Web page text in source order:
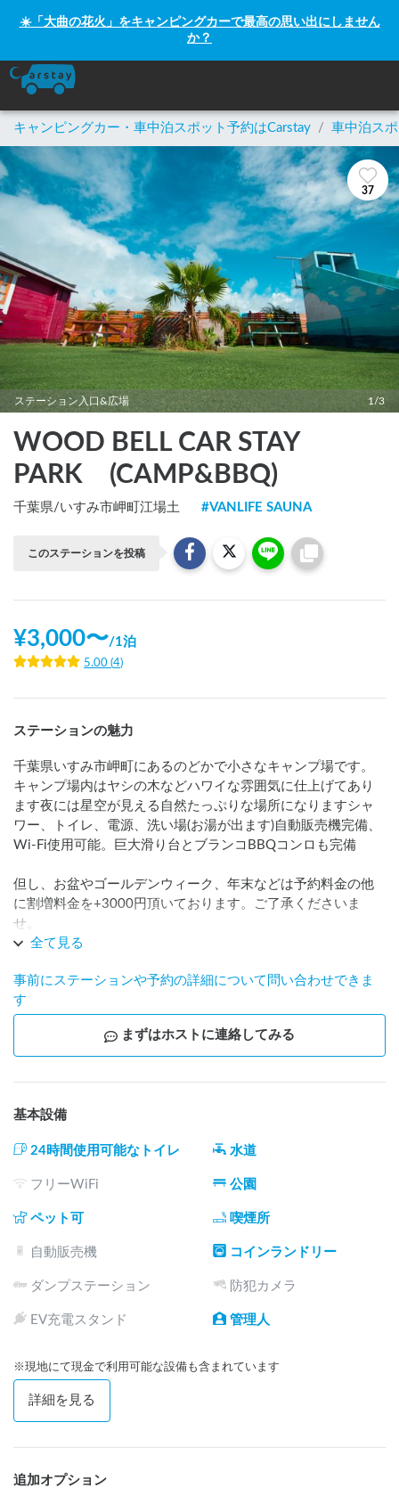
☀️「大曲の花火」をキャンピングカーで最高の思い出にしません
か？
キャンピングカー・車中泊スポット予約はCarstay / 車中泊ス
37
ステーション入口&広場 1/3
WOOD BELL CAR STAY
PARK (CAMP&BBQ)
千葉県/いすみ市岬町江場土 #VANLIFE SAUNA
このステーションを投稿
¥3,000〜/1泊
5.00 (4)
ステーションの魅力
千葉県いすみ市岬町にあるのどかで小さなキャンプ場です。
キャンプ場内はヤシの木などハワイな雰囲気に仕上げてあり
ます夜には星空が見える自然たっぷりな場所になりますシャ
ワー、トイレ、電源、洗い場(お湯が出ます)自動販売機完備、
Wi-Fi使用可能。巨大滑り台とブランコBBQコンロも完備
但し、お盆やゴールデンウィーク、年末などは予約料金の他
に割増料金を+3000円頂いております。ご了承くださいま
せ。
全て見る
事前にステーションや予約の詳細について問い合わせできま
す
まずはホストに連絡してみる
基本設備
24時間使用可能なトイレ 水道
フリーWiFi 公園
ペット可 喫煙所
自動販売機 コインランドリー
ダンプステーション 防犯カメラ
EV充電スタンド 管理人
※現地にて現金で利用可能な設備も含まれています
詳細を見る
追加オプション